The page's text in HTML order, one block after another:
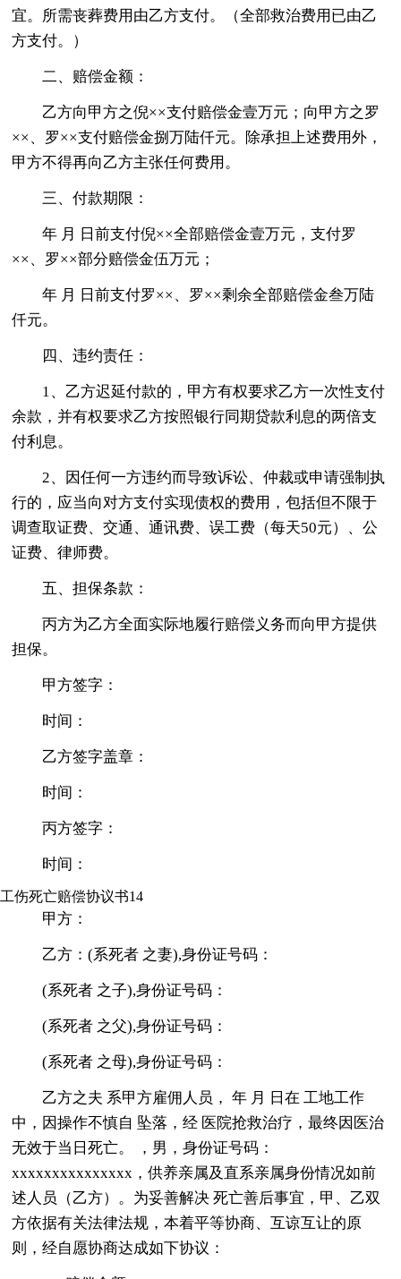
宜。所需丧葬费用由乙方支付。（全部救治费用已由乙
方支付。）
二、赔偿金额：
乙方向甲方之倪××支付赔偿金壹万元；向甲方之罗
××、罗××支付赔偿金捌万陆仟元。除承担上述费用外，
甲方不得再向乙方主张任何费用。
三、付款期限：
年 月 日前支付倪××全部赔偿金壹万元，支付罗
××、罗××部分赔偿金伍万元；
年 月 日前支付罗××、罗××剩余全部赔偿金叁万陆
仟元。
四、违约责任：
1、乙方迟延付款的，甲方有权要求乙方一次性支付
余款，并有权要求乙方按照银行同期贷款利息的两倍支
付利息。
2、因任何一方违约而导致诉讼、仲裁或申请强制执
行的，应当向对方支付实现债权的费用，包括但不限于
调查取证费、交通、通讯费、误工费（每天50元）、公
证费、律师费。
五、担保条款：
丙方为乙方全面实际地履行赔偿义务而向甲方提供
担保。
甲方签字：
时间：
乙方签字盖章：
时间：
丙方签字：
时间：
工伤死亡赔偿协议书14
甲方：
乙方：(系死者 之妻),身份证号码：
(系死者 之子),身份证号码：
(系死者 之父),身份证号码：
(系死者 之母),身份证号码：
乙方之夫 系甲方雇佣人员， 年 月 日在 工地工作
中，因操作不慎自 坠落，经 医院抢救治疗，最终因医治
无效于当日死亡。 ，男，身份证号码：
xxxxxxxxxxxxxxx，供养亲属及直系亲属身份情况如前
述人员（乙方）。为妥善解决 死亡善后事宜，甲、乙双
方依据有关法律法规，本着平等协商、互谅互让的原
则，经自愿协商达成如下协议：